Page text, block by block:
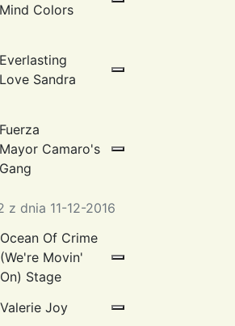
dnia 11-12-2016
Mind Colors
Everlasting
Love Sandra
Fuerza
Mayor Camaro's
Gang
Ocean Of Crime
(We're Movin'
On) Stage
Valerie Joy